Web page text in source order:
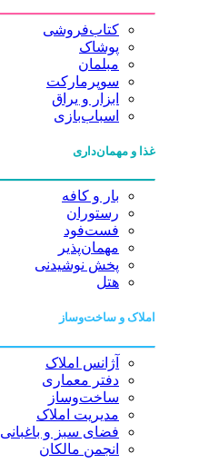
کتاب‌فروشی
پوشاک
مبلمان
سوپرمارکت
ابزار و یراق
اسباب‌بازی
غذا و مهمان‌داری
بار و کافه
رستوران
فست‌فود
مهمان‌پذیر
پخش نوشیدنی
هتل
املاک و ساخت‌وساز
آژانس املاک
دفتر معماری
ساخت‌وساز
مدیریت املاک
فضای سبز و باغبانی
انجمن مالکان